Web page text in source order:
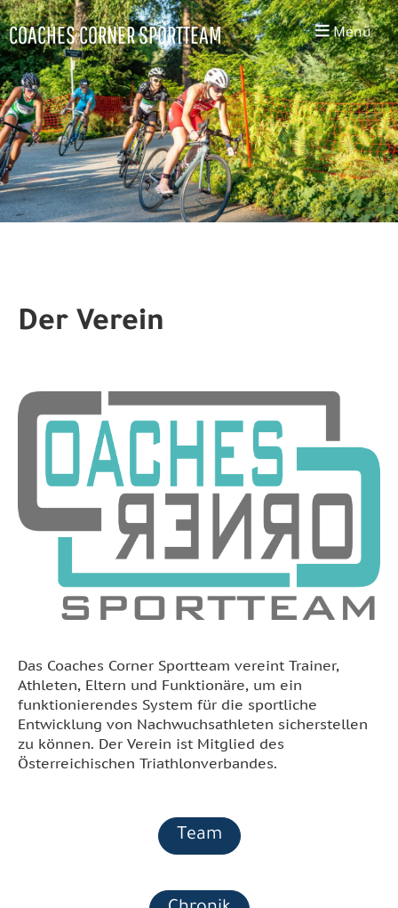
COACHES CORNER SPORTTEAM Menü
Der Verein
Das Coaches Corner Sportteam vereint Trainer,
Athleten, Eltern und Funktionäre, um ein
funktionierendes System für die sportliche
Entwicklung von Nachwuchsathleten sicherstellen
zu können. Der Verein ist Mitglied des
Österreichischen Triathlonverbandes.
Team